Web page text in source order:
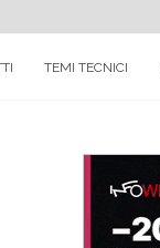
TEMI TECNICI